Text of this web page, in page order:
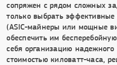
сопряжен с рядом сложных
только выбрать
(ASIC-майнеры или мощные
обеспечить им
себя организацию надежного
стоимостью киловатт-часа,